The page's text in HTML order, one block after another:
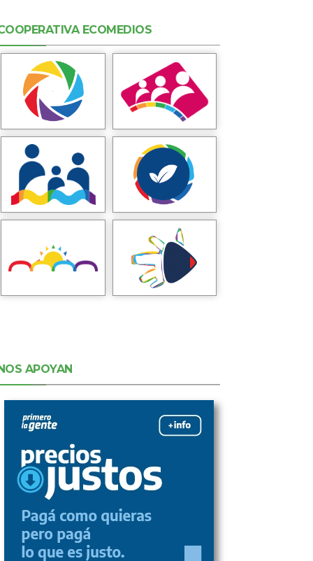
ECOMEDIOS
APOYAN